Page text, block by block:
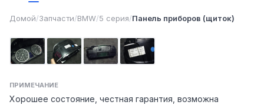
Домой/Запчасти/BMW/5 серия/Панель приборов (щиток)1 / 4
ПРИМЕЧАНИЕ
Хорошее состояние, честная гарантия, возможна